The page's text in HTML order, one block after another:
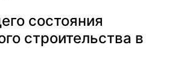
состояния
строительства в